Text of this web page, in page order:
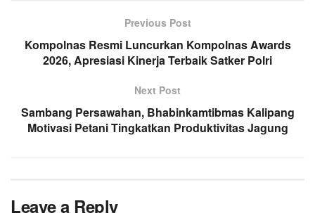
Previous Post
Kompolnas Resmi Luncurkan Kompolnas Awards
2026, Apresiasi Kinerja Terbaik Satker Polri
Next Post
Sambang Persawahan, Bhabinkamtibmas Kalipang
Motivasi Petani Tingkatkan Produktivitas Jagung
Leave a Reply